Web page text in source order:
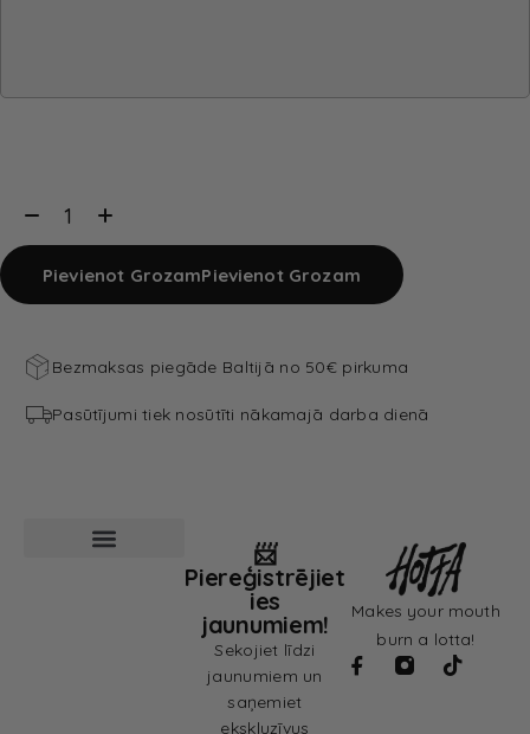
Pievienot GrozamPievienot Grozam
Bezmaksas piegāde Baltijā no 50€ pirkuma
Pasūtījumi tiek nosūtīti nākamajā darba dienā
Makes your mouth
burn a lotta!
📨
Piereģistrējiet
ies
jaunumiem!
Sekojiet līdzi
jaunumiem un
saņemiet
ekskluzīvus